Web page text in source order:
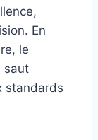
En
le
saut
standards